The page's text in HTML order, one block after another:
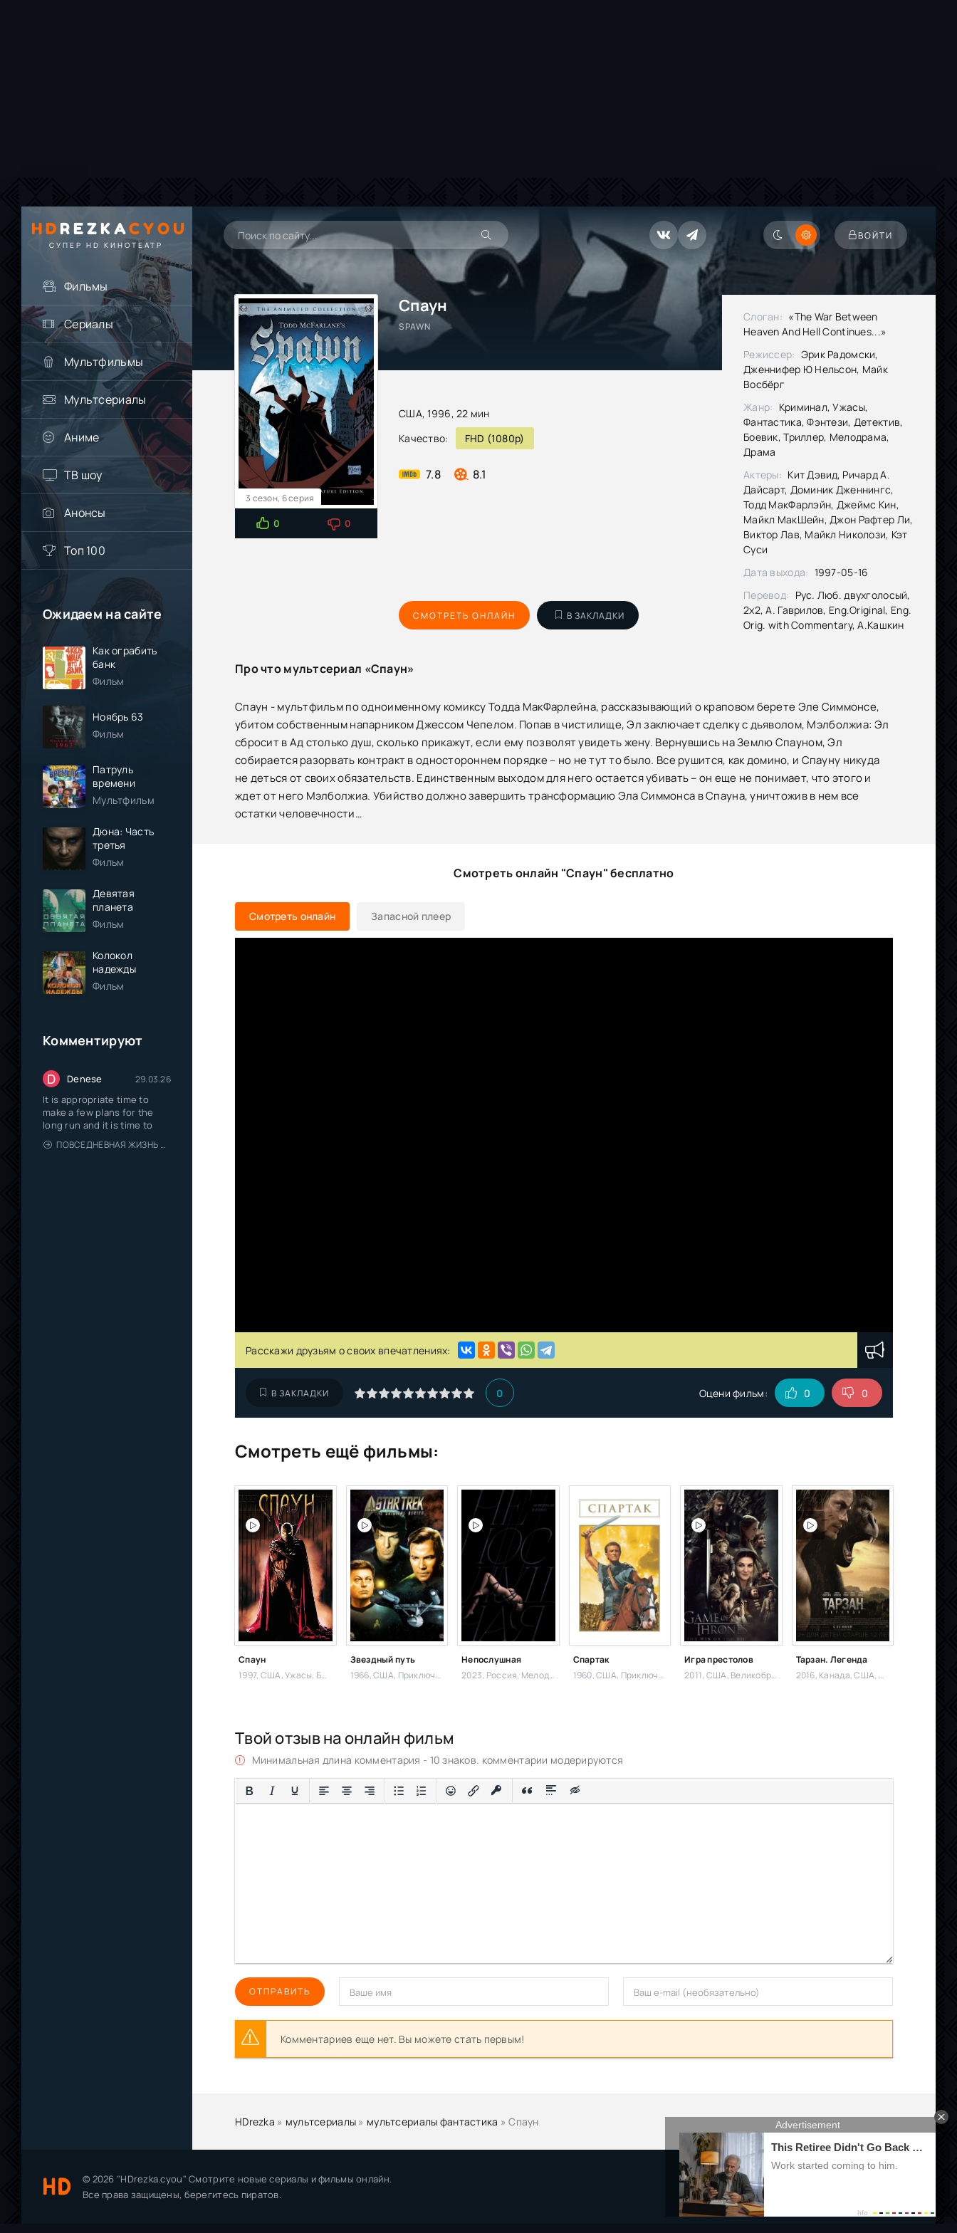
HD REZKACYOU
СУПЕР HD КИНОТЕАТР
ВОЙТИ
Фильмы
Сериалы
Мультфильмы
Мультсериалы
Аниме
ТВ шоу
Анонсы
Топ 100
Ожидаем на сайте
Как ограбить
банк
Фильм
Ноябрь 63
Фильм
Патруль
времени
Мультфильм
Дюна: Часть
третья
Фильм
Девятая
планета
Фильм
Колокол
надежды
Фильм
Комментируют
D Denese 29.03.26
It is appropriate time to
make a few plans for the
long run and it is time to
ПОВСЕДНЕВНАЯ ЖИЗНЬ ОДИНОКОГО ДВАДЦАТИДЕВЯТИЛЕТНЕГО АВАНТЮРИСТА
Спаун
SPAWN
США, 1996, 22 мин
Качество:
FHD (1080p)
7.8 8.1
3 сезон, 6 серия
0 0
СМОТРЕТЬ ОНЛАЙН В ЗАКЛАДКИ
Слоган: «The War Between
Heaven And Hell Continues...»
Режиссер: Эрик Радомски,
Дженнифер Ю Нельсон, Майк
Восбёрг
Жанр: Криминал, Ужасы,
Фантастика, Фэнтези, Детектив,
Боевик, Триллер, Мелодрама,
Драма
Актеры: Кит Дэвид, Ричард А.
Дайсарт, Доминик Дженнингс,
Тодд МакФарлэйн, Джеймс Кин,
Майкл МакШейн, Джон Рафтер Ли,
Виктор Лав, Майкл Николози, Кэт
Суси
Дата выхода: 1997-05-16
Перевод: Рус. Люб. двухголосый,
2x2, А. Гаврилов, Eng.Original, Eng.
Orig. with Commentary, А.Кашкин
Про что мультсериал «Спаун»
Спаун - мультфильм по одноименному комиксу Тодда МакФарлейна, рассказывающий о краповом берете Эле Симмонсе,
убитом собственным напарником Джессом Чепелом. Попав в чистилище, Эл заключает сделку с дьяволом, Мэлболжиа: Эл
сбросит в Ад столько душ, сколько прикажут, если ему позволят увидеть жену. Вернувшись на Землю Спауном, Эл
собирается разорвать контракт в одностороннем порядке – но не тут то было. Все рушится, как домино, и Спауну никуда
не деться от своих обязательств. Единственным выходом для него остается убивать – он еще не понимает, что этого и
ждет от него Мэлболжиа. Убийство должно завершить трансформацию Эла Симмонса в Спауна, уничтожив в нем все
остатки человечности…
Смотреть онлайн "Спаун" бесплатно
Смотреть онлайн Запасной плеер
Расскажи друзьям о своих впечатлениях:
В ЗАКЛАДКИ 0 Оцени фильм: 0 0
Смотреть ещё фильмы:
Спаун
1997, США,Ужасы, Боевик, Драма
Звездный путь
1966, США, Приключения,
Непослушная
2023, Россия, Мелодрама
Спартак
1960, США, Приключения,
Игра престолов
2011, США, Великобритания,
Приключения,
Тарзан. Легенда
2016, Канада, США, Великобритания,
Твой отзыв на онлайн фильм
Минимальная длина комментария - 10 знаков. комментарии модерируются
ОТПРАВИТЬ
Комментариев еще нет. Вы можете стать первым!
HDrezka » мультсериалы » мультсериалы фантастика » Спаун
© 2026 "HDrezka.cyou" Смотрите новые сериалы и фильмы онлайн.
Все права защищены, берегитесь пиратов.
Правообладателям